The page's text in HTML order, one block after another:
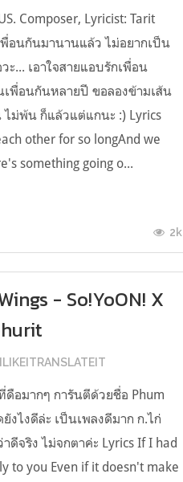
Composer, Lyricist: Tarit
พื่อนกันมานานแล้ว ไม่อยากเป็น
ะ... เอาใจสายแอบรักเพื่อน
เพื่อนกันหลายปี ขอลองข้ามเส้น
ม่พ้น ก็แล้วแต่แกนะ :) Lyrics
other for so longAnd we
something going o...
2k
- So!YoON! X
ดือมากๆ การันตีด้วยชื่อ Phum
งไงดีล่ะ เป็นเพลงดีมาก ก.ไก่
ดีจริง ไม่จกตาค่ะ Lyrics If I had
to you Even if it doesn't make